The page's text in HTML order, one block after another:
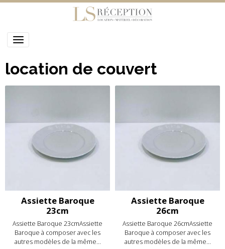
location de couvert
Assiette Baroque
23cm
Assiette Baroque 23cmAssiette
Baroque à composer avec les
autres modèles de la même...
Assiette Baroque
26cm
Assiette Baroque 26cmAssiette
Baroque à composer avec les
autres modèles de la même...